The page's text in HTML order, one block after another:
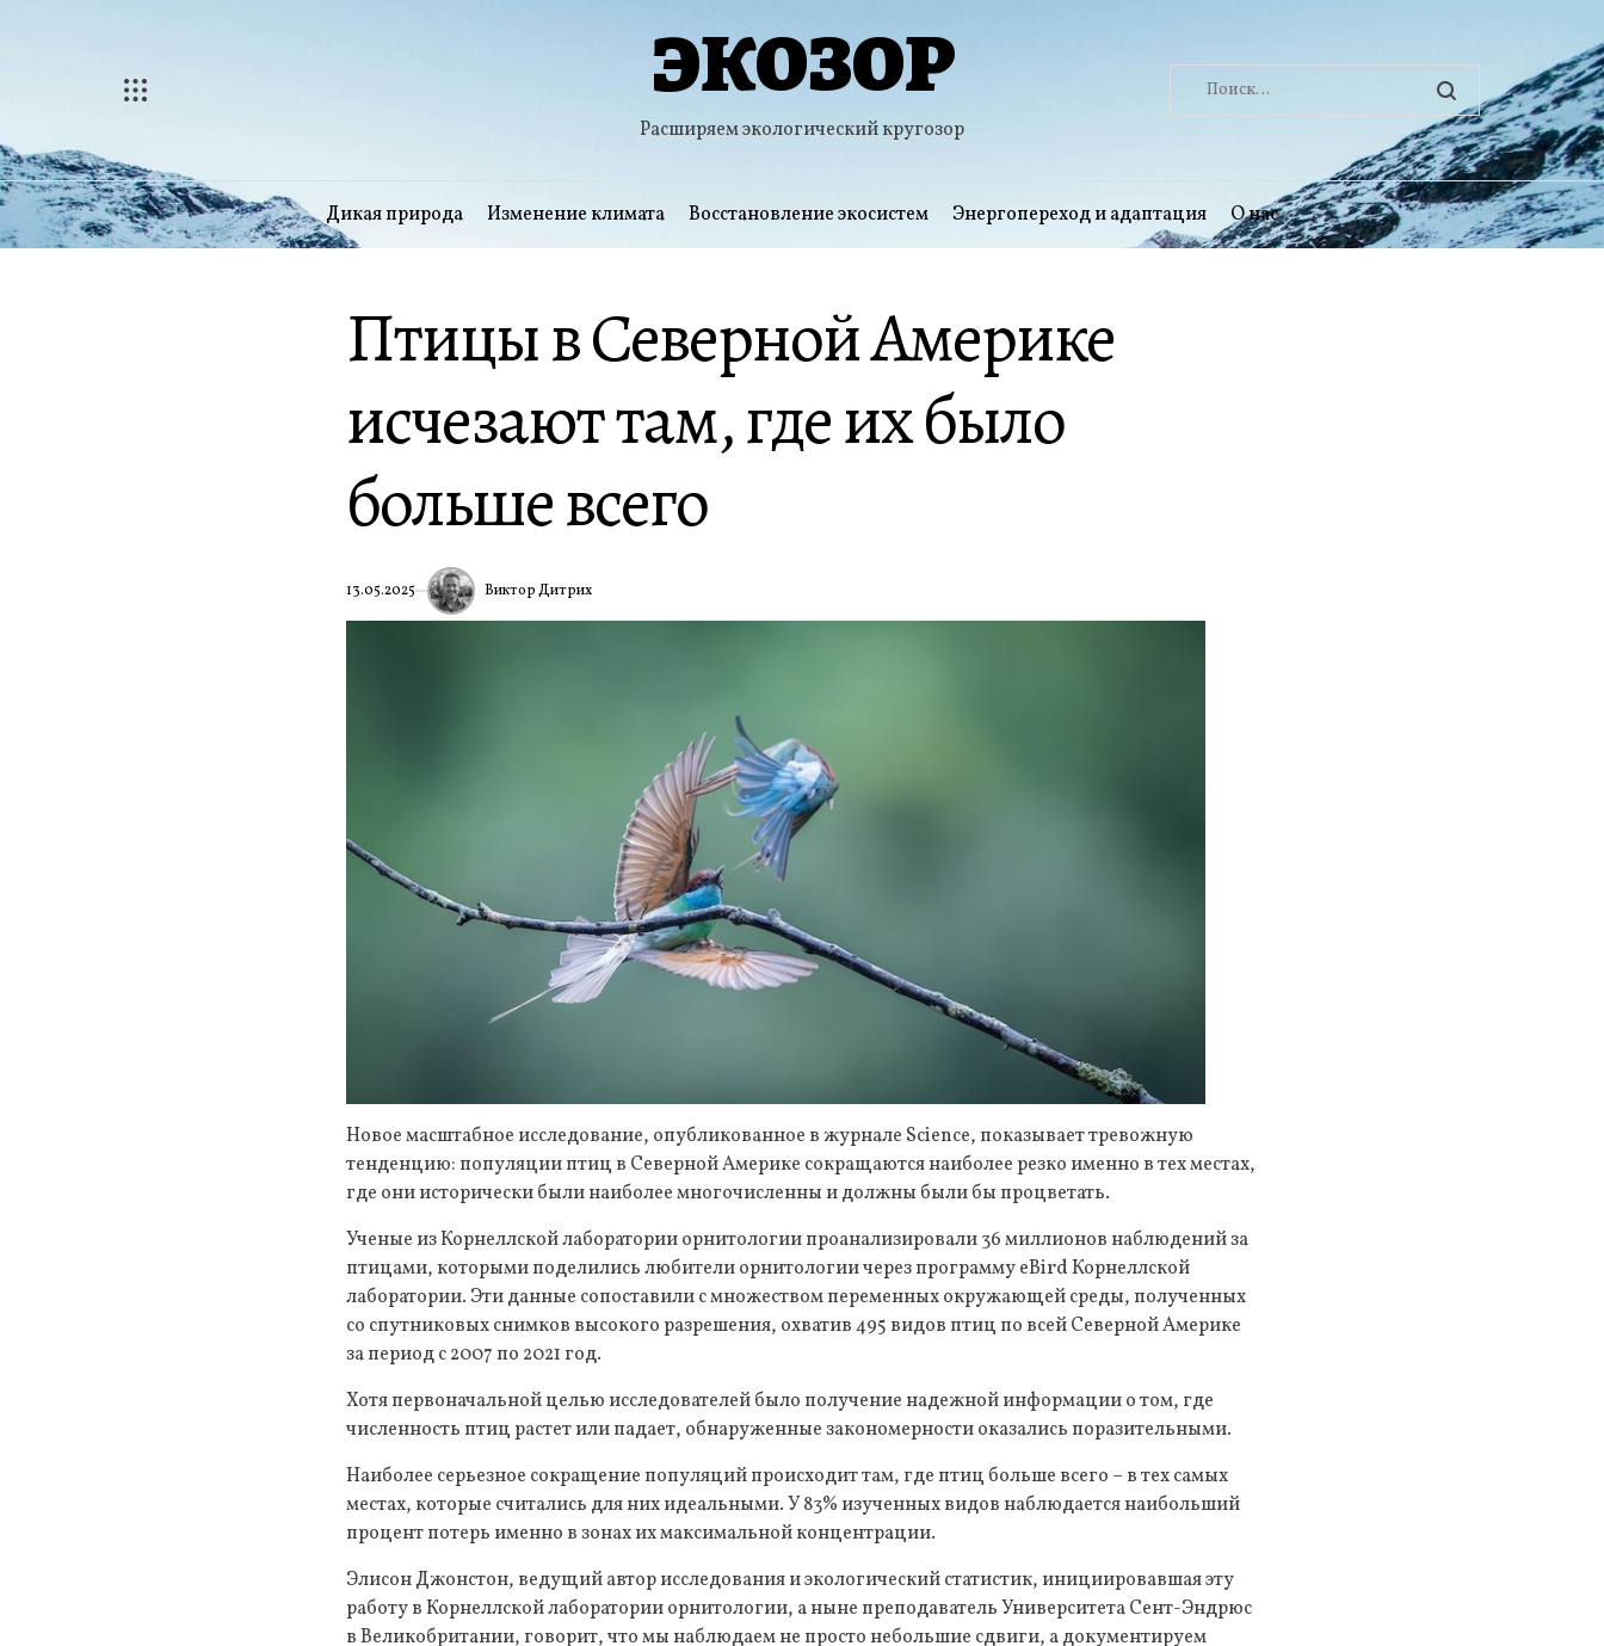
ЭКОЗОР
Расширяем экологический кругозор
Найти:
Дикая природа Изменение климата Восстановление экосистем Энергопереход и адаптация О нас
Птицы в Северной Америке
исчезают там, где их было
больше всего
13.05.2025 Виктор Дитрих
Новое масштабное исследование, опубликованное в журнале Science, показывает тревожную
тенденцию: популяции птиц в Северной Америке сокращаются наиболее резко именно в тех местах,
где они исторически были наиболее многочисленны и должны были бы процветать.
Ученые из Корнеллской лаборатории орнитологии проанализировали 36 миллионов наблюдений за
птицами, которыми поделились любители орнитологии через программу eBird Корнеллской
лаборатории. Эти данные сопоставили с множеством переменных окружающей среды, полученных
со спутниковых снимков высокого разрешения, охватив 495 видов птиц по всей Северной Америке
за период с 2007 по 2021 год.
Хотя первоначальной целью исследователей было получение надежной информации о том, где
численность птиц растет или падает, обнаруженные закономерности оказались поразительными.
Наиболее серьезное сокращение популяций происходит там, где птиц больше всего – в тех самых
местах, которые считались для них идеальными. У 83% изученных видов наблюдается наибольший
процент потерь именно в зонах их максимальной концентрации.
Элисон Джонстон, ведущий автор исследования и экологический статистик, инициировавшая эту
работу в Корнеллской лаборатории орнитологии, а ныне преподаватель Университета Сент-Эндрюс
в Великобритании, говорит, что мы наблюдаем не просто небольшие сдвиги, а документируем